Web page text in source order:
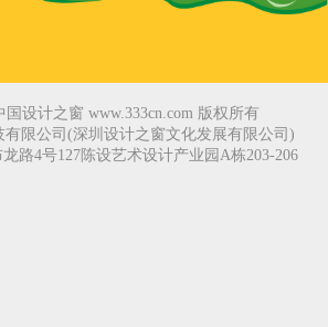
国设计之窗 www.333cn.com 版权所有
限公司(深圳设计之窗文化发展有限公司)
路4号127陈设艺术设计产业园A栋203-206